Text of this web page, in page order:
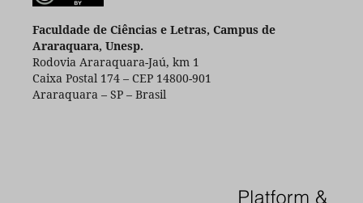
Faculdade de Ciências e Letras, Campus de
Araraquara, Unesp.
Rodovia Araraquara-Jaú, km 1
Caixa Postal 174 – CEP 14800-901
Araraquara – SP – Brasil